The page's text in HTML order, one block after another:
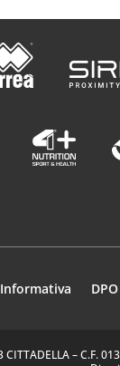
Informativa
– C.F.